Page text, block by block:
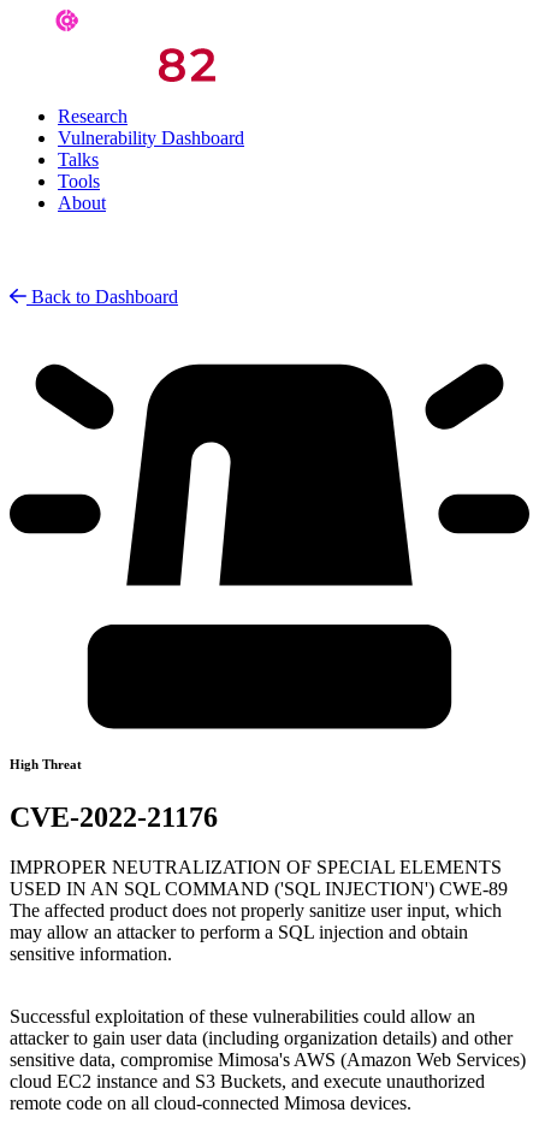
Research
Vulnerability Dashboard
Talks
Tools
About
Back to Dashboard
High Threat
CVE-2022-21176
IMPROPER NEUTRALIZATION OF SPECIAL ELEMENTS
USED IN AN SQL COMMAND ('SQL INJECTION') CWE-89
The affected product does not properly sanitize user input, which
may allow an attacker to perform a SQL injection and obtain
sensitive information.
Successful exploitation of these vulnerabilities could allow an
attacker to gain user data (including organization details) and other
sensitive data, compromise Mimosa's AWS (Amazon Web Services)
cloud EC2 instance and S3 Buckets, and execute unauthorized
remote code on all cloud-connected Mimosa devices.